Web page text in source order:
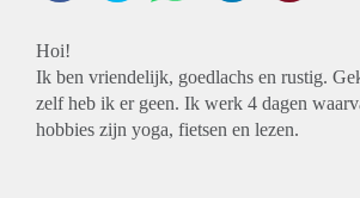
Hoi!
Ik ben vriendelijk, goedlachs en rustig.
zelf heb ik er geen. Ik werk 4 dagen
hobbies zijn yoga, fietsen en lezen.